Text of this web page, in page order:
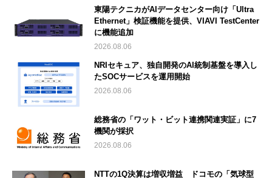
東陽テクニカがAIデータセンター向け「Ultra
Ethernet」検証機能を提供、VIAVI TestCenter
に機能追加
2026.08.06
NRIセキュア、独自開発のAI統制基盤を導入し
たSOCサービスを運用開始
2026.08.06
総務省の「ワット・ビット連携関連実証」に7
機関が採択
2026.08.06
NTTの1Q決算は増収増益 ドコモの「気球型